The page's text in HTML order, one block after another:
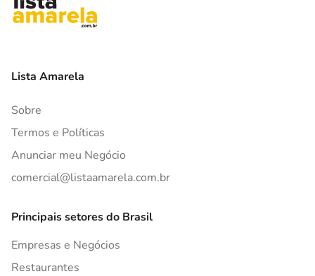
Lista Amarela
Sobre
Termos e Políticas
Anunciar meu Negócio
comercial@listaamarela.com.br
Principais setores do Brasil
Empresas e Negócios
Restaurantes